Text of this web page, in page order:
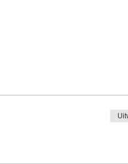
(satiné) aquarelpapier en de